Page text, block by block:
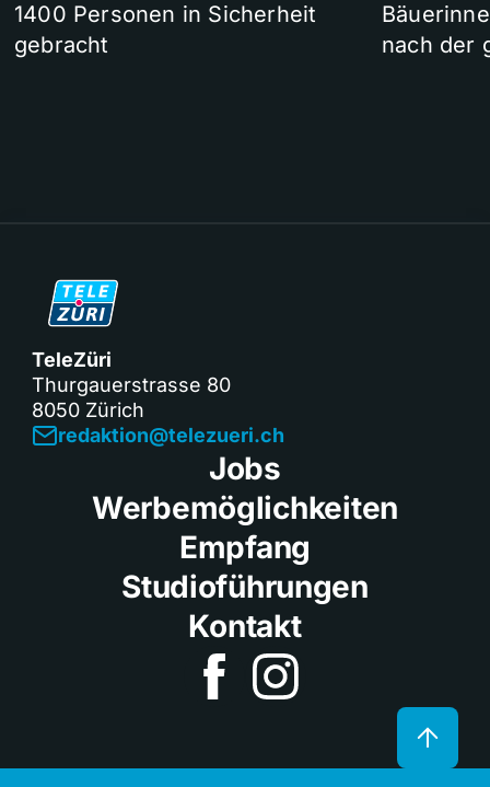
1400 Personen in Sicherheit
gebracht
nach der
TeleZüri
Thurgauerstrasse 80
8050 Zürich
redaktion@telezueri.ch
Jobs
Werbemöglichkeiten
Empfang
Studioführungen
Kontakt